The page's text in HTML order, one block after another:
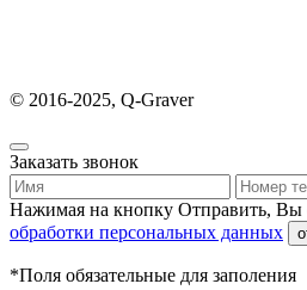
© 2016-2025, Q-Graver
Заказать звонок
Нажимая на кнопку Отправить, Вы
обработки персональных данных
*Поля обязательные для заполения